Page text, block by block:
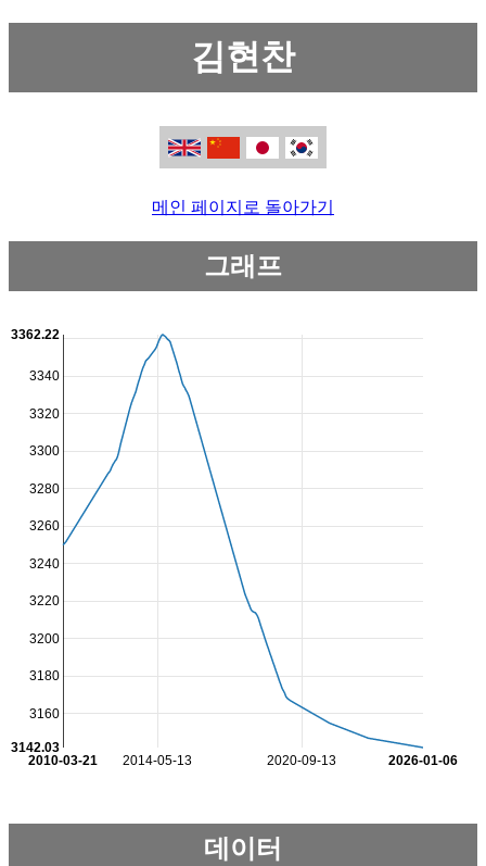
김현찬
메인 페이지로 돌아가기
그래프
2014-05-13 2020-09-13
2010-03-21 2026-01-06
3160
3180
3200
3220
3240
3260
3280
3300
3320
3340
3142.03
3362.22
데이터